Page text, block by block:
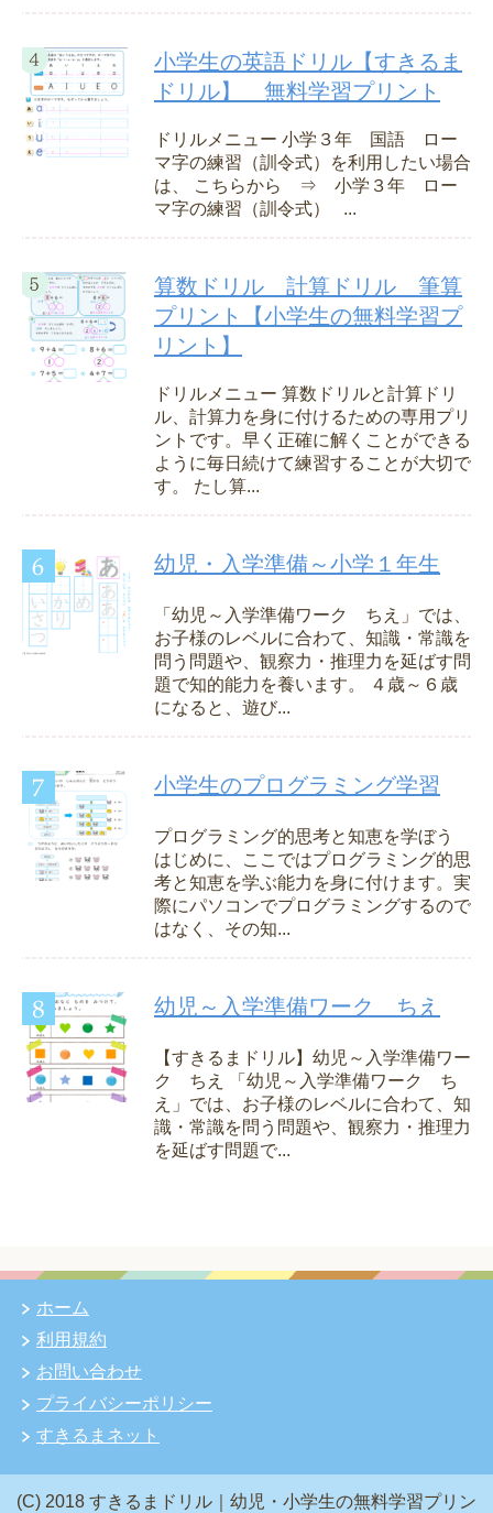
小学生の英語ドリル【すきるま
ドリル】 無料学習プリント
ドリルメニュー 小学３年 国語 ロー
マ字の練習（訓令式）を利用したい場合
は、 こちらから ⇒ 小学３年 ロー
マ字の練習（訓令式） ...
算数ドリル 計算ドリル 筆算
プリント【小学生の無料学習プ
リント】
ドリルメニュー 算数ドリルと計算ドリ
ル、計算力を身に付けるための専用プリ
ントです。早く正確に解くことができる
ように毎日続けて練習することが大切で
す。 たし算...
幼児・入学準備～小学１年生
「幼児～入学準備ワーク ちえ」では、
お子様のレベルに合わて、知識・常識を
問う問題や、観察力・推理力を延ばす問
題で知的能力を養います。 ４歳～６歳
になると、遊び...
小学生のプログラミング学習
プログラミング的思考と知恵を学ぼう
はじめに、ここではプログラミング的思
考と知恵を学ぶ能力を身に付けます。実
際にパソコンでプログラミングするので
はなく、その知...
幼児～入学準備ワーク ちえ
【すきるまドリル】幼児～入学準備ワー
ク ちえ 「幼児～入学準備ワーク ち
え」では、お子様のレベルに合わて、知
識・常識を問う問題や、観察力・推理力
を延ばす問題で...
ホーム
利用規約
お問い合わせ
プライバシーポリシー
すきるまネット
(C) 2018 すきるまドリル｜幼児・小学生の無料学習プリン